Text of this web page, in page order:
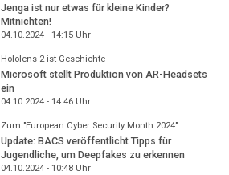
Jenga ist nur etwas für kleine Kinder?
Mitnichten!
04.10.2024 - 14:15Uhr
Hololens 2 ist Geschichte
Microsoft stellt Produktion von AR-Headsets
ein
04.10.2024 - 14:46Uhr
Zum "European Cyber Security Month 2024"
Update: BACS veröffentlicht Tipps für
Jugendliche, um Deepfakes zu erkennen
04.10.2024 - 10:48Uhr